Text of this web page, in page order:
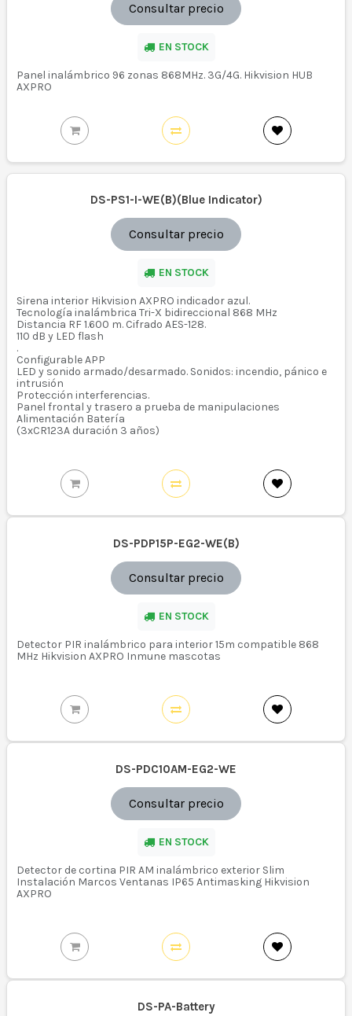
Consultar precio
EN STOCK
Panel inalámbrico 96 zonas 868MHz. 3G/4G. Hikvision HUB
AXPRO
DS-PS1-I-WE(B)(Blue Indicator)
Consultar precio
EN STOCK
Sirena interior Hikvision AXPRO indicador azul.
Tecnología inalámbrica Tri-X bidireccional 868 MHz
Distancia RF 1.600 m. Cifrado AES-128.
110 dB y LED flash
.
Configurable APP
LED y sonido armado/desarmado. Sonidos: incendio, pánico e
intrusión
Protección interferencias.
Panel frontal y trasero a prueba de manipulaciones
Alimentación Batería
(3xCR123A duración 3 años)
DS-PDP15P-EG2-WE(B)
Consultar precio
EN STOCK
Detector PIR inalámbrico para interior 15m compatible 868
MHz Hikvision AXPRO Inmune mascotas
DS-PDC10AM-EG2-WE
Consultar precio
EN STOCK
Detector de cortina PIR AM inalámbrico exterior Slim
Instalación Marcos Ventanas IP65 Antimasking Hikvision
AXPRO
DS-PA-Battery